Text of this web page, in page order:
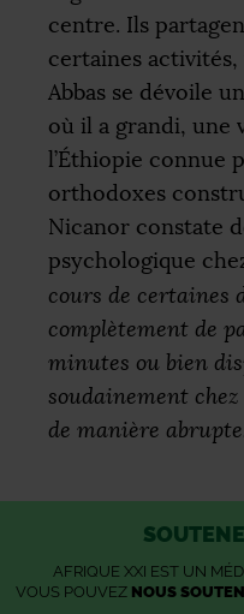
centre. Ils
certaines
Abbas se dévoile
où il a grandi, une
l’Éthiopie connue
orthodoxes
Nicanor constate
psychologique
cours de certaines
complètement de
minutes ou bien
soudainement
de manière
AFRIQUE XXI EST UN
VOUS POUVEZ NOUS